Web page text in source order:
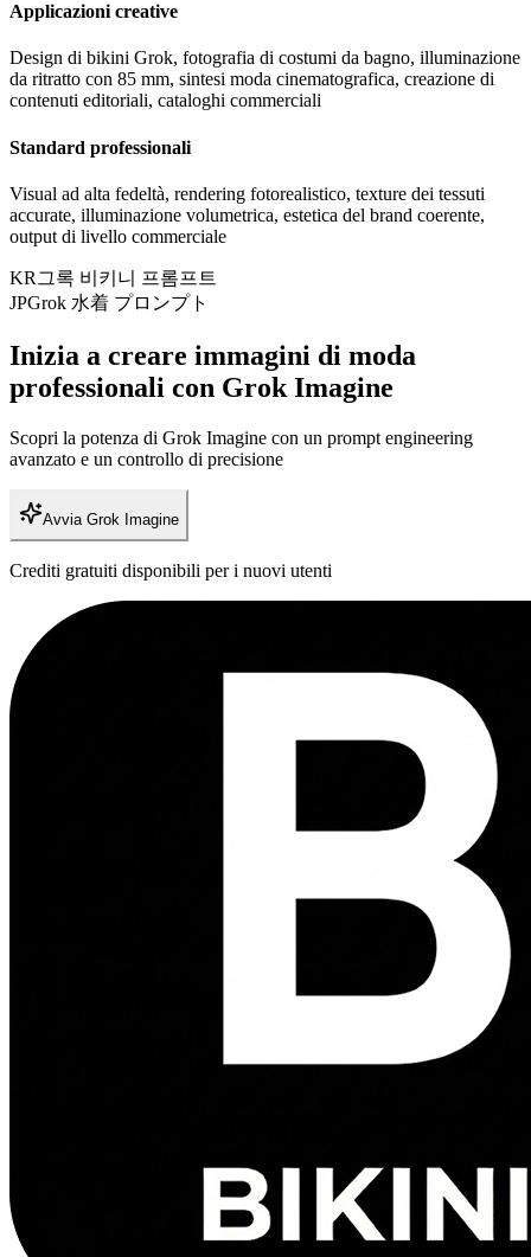
Applicazioni creative
Design di bikini Grok, fotografia di costumi da bagno, illuminazione
da ritratto con 85 mm, sintesi moda cinematografica, creazione di
contenuti editoriali, cataloghi commerciali
Standard professionali
Visual ad alta fedeltà, rendering fotorealistico, texture dei tessuti
accurate, illuminazione volumetrica, estetica del brand coerente,
output di livello commerciale
KR 그록 비키니 프롬프트
JPGrok 水着 プロンプト
Inizia a creare immagini di moda
professionali con Grok Imagine
Scopri la potenza di Grok Imagine con un prompt engineering
avanzato e un controllo di precisione
Avvia Grok Imagine
Crediti gratuiti disponibili per i nuovi utenti